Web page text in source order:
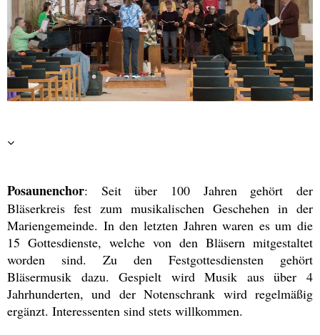
Posaunenchor: Seit über 100 Jahren gehört der
Bläserkreis fest zum musikalischen Geschehen in der
Mariengemeinde. In den letzten Jahren waren es um die
15 Gottesdienste, welche von den Bläsern mitgestaltet
worden sind. Zu den Festgottesdiensten gehört
Bläsermusik dazu. Gespielt wird Musik aus über 4
Jahrhunderten, und der Notenschrank wird regelmäßig
ergänzt. Interessenten sind stets willkommen.